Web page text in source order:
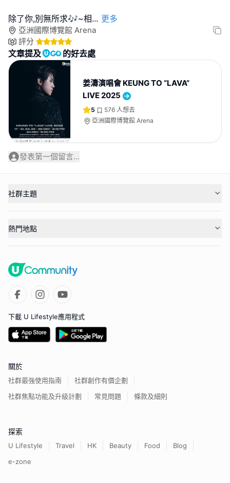
除了你,別無所求🎶~相... 更多
亞洲國際博覽館 Arena
評分
文章提及 的好去處
姜濤演唱會 KEUNG TO “LAVA”
LIVE 2025
5 576 人想去
亞洲國際博覽館 Arena
發表第一個留言...
社群主題
熱門地點
下載 U Lifestyle應用程式
關於
社群最強使用指南
社群創作有價企劃
社群焦點功能及升級計劃
常見問題 條款及細則
探索
U Lifestyle Travel HK Beauty Food
Blog
e-zone